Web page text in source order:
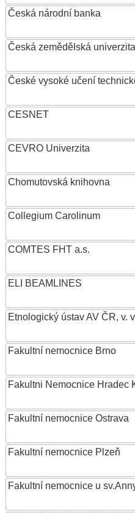
Česká národní banka
Česká zemědělská
České vysoké učení
CESNET
CEVRO Univerzita
Chomutovská knihovna
Collegium Carolinum
COMTES FHT a.s.
ELI BEAMLINES
Etnologický ústav AV ČR, v.
Fakultní nemocnice Brno
Fakultni Nemocnice Hradec
Fakultní nemocnice Ostrava
Fakultní nemocnice Plzeň
Fakultní nemocnice u